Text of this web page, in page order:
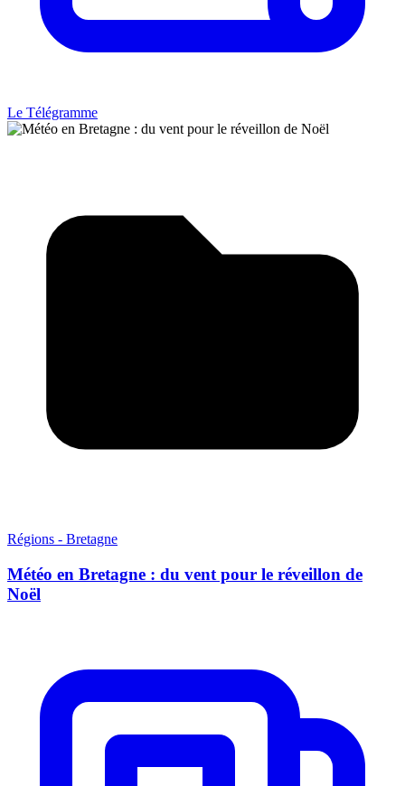
Le Télégramme
Régions - Bretagne
Météo en Bretagne : du vent pour le réveillon de
Noël